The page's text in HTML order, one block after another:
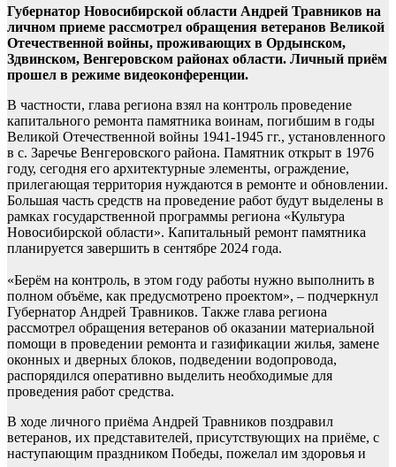
Губернатор Новосибирской области Андрей Травников на
личном приеме рассмотрел обращения ветеранов Великой
Отечественной войны, проживающих в Ордынском,
Здвинском, Венгеровском районах области. Личный приём
прошел в режиме видеоконференции.
В частности, глава региона взял на контроль проведение
капитального ремонта памятника воинам, погибшим в годы
Великой Отечественной войны 1941-1945 гг., установленного
в с. Заречье Венгеровского района. Памятник открыт в 1976
году, сегодня его архитектурные элементы, ограждение,
прилегающая территория нуждаются в ремонте и обновлении.
Большая часть средств на проведение работ будут выделены в
рамках государственной программы региона «Культура
Новосибирской области». Капитальный ремонт памятника
планируется завершить в сентябре 2024 года.
«Берём на контроль, в этом году работы нужно выполнить в
полном объёме, как предусмотрено проектом», – подчеркнул
Губернатор Андрей Травников. Также глава региона
рассмотрел обращения ветеранов об оказании материальной
помощи в проведении ремонта и газификации жилья, замене
оконных и дверных блоков, подведении водопровода,
распорядился оперативно выделить необходимые для
проведения работ средства.
В ходе личного приёма Андрей Травников поздравил
ветеранов, их представителей, присутствующих на приёме, с
наступающим праздником Победы, пожелал им здоровья и